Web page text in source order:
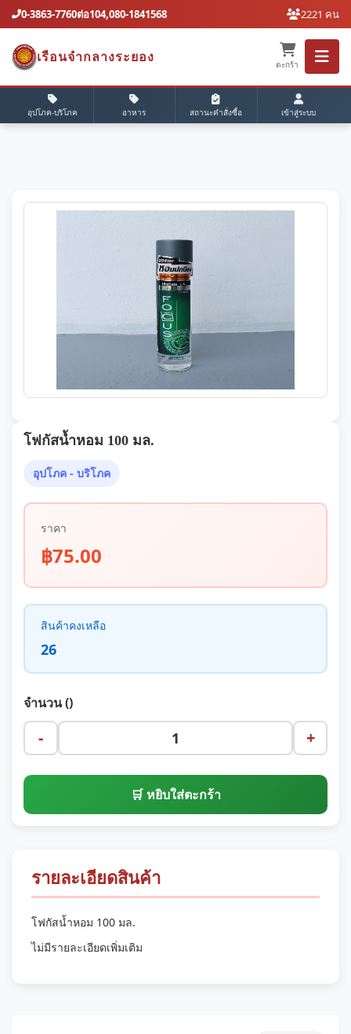
0-3863-7760ต่อ104,080-1841568 2221 คน
เรือนจํากลางระยอง
ตะกร้า
อุปโภค-บริโภค อาหาร สถานะคำสั่งซื้อ เข้าสู่ระบบ
โฟกัสน้ำหอม 100 มล.
อุปโภค - บริโภค
ราคา
฿75.00
สินค้าคงเหลือ
26
จำนวน ()
- +
🛒 หยิบใส่ตะกร้า
รายละเอียดสินค้า
โฟกัสน้ำหอม 100 มล.
ไม่มีรายละเอียดเพิ่มเติม